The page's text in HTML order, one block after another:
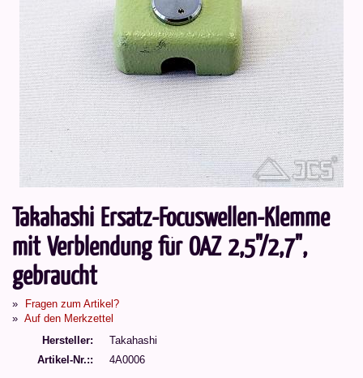
Takahashi Ersatz-Focuswellen-Klemme
mit Verblendung für OAZ 2,5"/2,7",
gebraucht
Fragen zum Artikel?
Auf den Merkzettel
Hersteller
Takahashi
Artikel-Nr.:
4A0006